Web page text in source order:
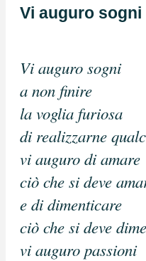
Vi auguro sogni
Vi auguro sogni
a non finire
la voglia furiosa
di realizzarne
vi auguro di amare
ciò che si deve
e di dimenticare
ciò che si deve
vi auguro passioni